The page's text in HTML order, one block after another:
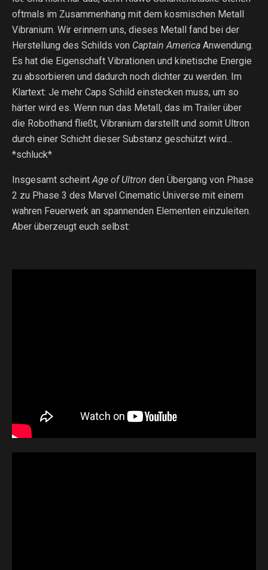
oftmals im Zusammenhang mit dem kosmischen Metall
Vibranium. Wir erinnern uns, dieses Metall fand bei der
Herstellung des Schilds von Captain America Anwendung.
Es hat die Eigenschaft Vibrationen und kinetische Energie
zu absorbieren und dadurch noch dichter zu werden. Im
Klartext: Je mehr Caps Schild einstecken muss, um so
härter wird es. Wenn nun das Metall, das im Trailer über
die Robothand fließt, Vibranium darstellt und somit Ultron
durch einer Schicht dieser Substanz geschützt wird…
*schluck*
Insgesamt scheintAge of Ultron den Übergang von Phase
2 zu Phase 3 des Marvel Cinematic Universe mit einem
wahren Feuerwerk an spannenden Elementen einzuleiten.
Aber überzeugt euch selbst: